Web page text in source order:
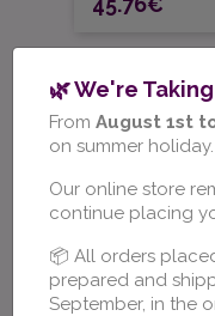
Marqués de
1l
🌿 We're
From August 1st
on summer holiday.
Our online store
continue placing
📦 All orders
prepared and
September, in the